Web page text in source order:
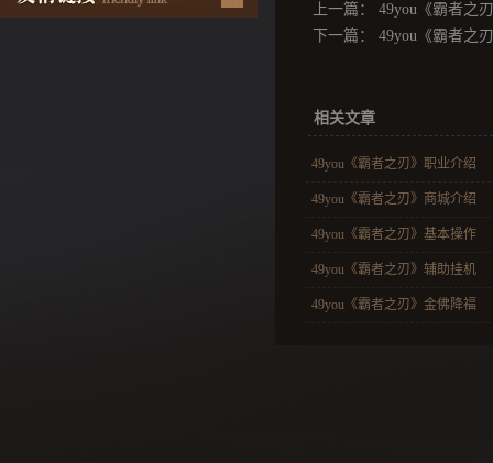
上一篇：
49you《霸者之
下一篇：
49you《霸者之
相关文章
49you《霸者之刃》职业介绍
49you《霸者之刃》商城介绍
49you《霸者之刃》基本操作
49you《霸者之刃》辅助挂机
49you《霸者之刃》金佛降福